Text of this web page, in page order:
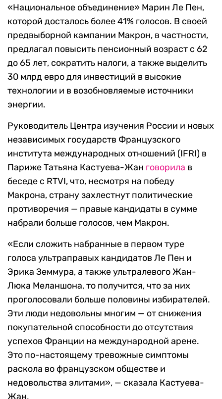
«Национальное объединение» Марин Ле Пен,
которой досталось более 41% голосов. В своей
предвыборной кампании Макрон, в частности,
предлагал повысить пенсионный возраст с 62
до 65 лет, сократить налоги, а также выделить
30 млрд евро для инвестиций в высокие
технологии и в возобновляемые источники
энергии.
Руководитель Центра изучения России и новых
независимых государств Французского
института международных отношений (IFRI) в
Париже Татьяна Кастуева-Жан говорила в
беседе с RTVI, что, несмотря на победу
Макрона, страну захлестнут политические
противоречия — правые кандидаты в сумме
набрали больше голосов, чем Макрон.
«Если сложить набранные в первом туре
голоса ультраправых кандидатов Ле Пен и
Эрика Земмура, а также ультралевого Жан-
Люка Меланшона, то получится, что за них
проголосовали больше половины избирателей.
Эти люди недовольны многим — от снижения
покупательной способности до отсутствия
успехов Франции на международной арене.
Это по-настоящему тревожные симптомы
раскола во французском обществе и
недовольства элитами», — сказала Кастуева-
Жан.